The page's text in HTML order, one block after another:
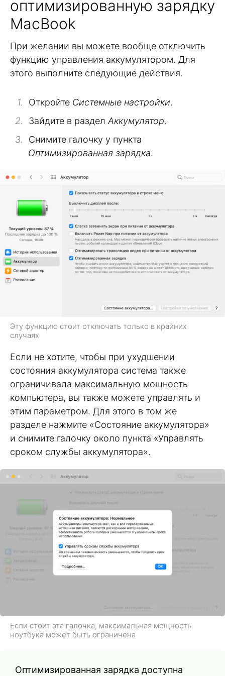
оптимизированную зарядку
MacBook
При желании вы можете вообще отключить
функцию управления аккумулятором. Для
этого выполните следующие действия.
Откройте Системные настройки.
Зайдите в разделАккумулятор.
Снимите галочку у пункта
Оптимизированная зарядка.
Эту функцию стоит отключать только в крайних
случаях
Если не хотите, чтобы при ухудшении
состояния аккумулятора система также
ограничивала максимальную мощность
компьютера, вы также можете управлять и
этим параметром. Для этого в том же
разделе нажмите «Состояние аккумулятора»
и снимите галочку около пункта «Управлять
сроком службы аккумулятора».
Если стоит эта галочка, максимальная мощность
ноутбука может быть ограничена
Оптимизированная зарядка доступна